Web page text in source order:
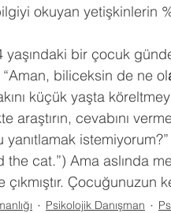
okuyan yetişkinlerin
yaşındaki bir çocuk
biliceksin de ne ol
küçük yaşta
araştırın, cevabını
yanıtlamak
the cat.”) Ama aslında
çıkmıştır. Çocuğunuzun
Psikolojik Danışman